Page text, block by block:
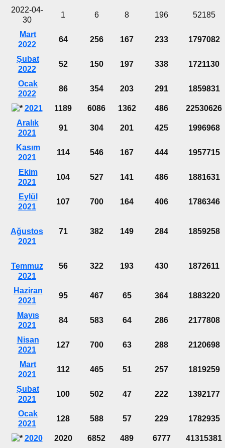
2022-04-
30
1 6 8 196 52185
Mart
2022
64 256 167 233 1797082
Şubat
2022
52 150 197 338 1721130
Ocak
2022
86 354 203 291 1859831
2021 1189 6086 1362 486
22530626
Aralık
2021
91 304 201 425 1996968
Kasım
2021
114 546 167 444 1957715
Ekim
2021
104 527 141 486 1881631
Eylül
2021
107 700 164 406 1786346
Ağustos
2021
71 382 149 284 1859258
Temmuz
2021
56 322 193 430 1872611
Haziran
2021
95 467 65 364 1883220
Mayıs
2021
84 583 64 286 2177808
Nisan
2021
127 700 63 288 2120698
Mart
2021
112 465 51 257 1819259
Şubat
2021
100 502 47 222 1392177
Ocak
2021
128 588 57 229 1782935
2020 2020 6852 489 6777
41315381